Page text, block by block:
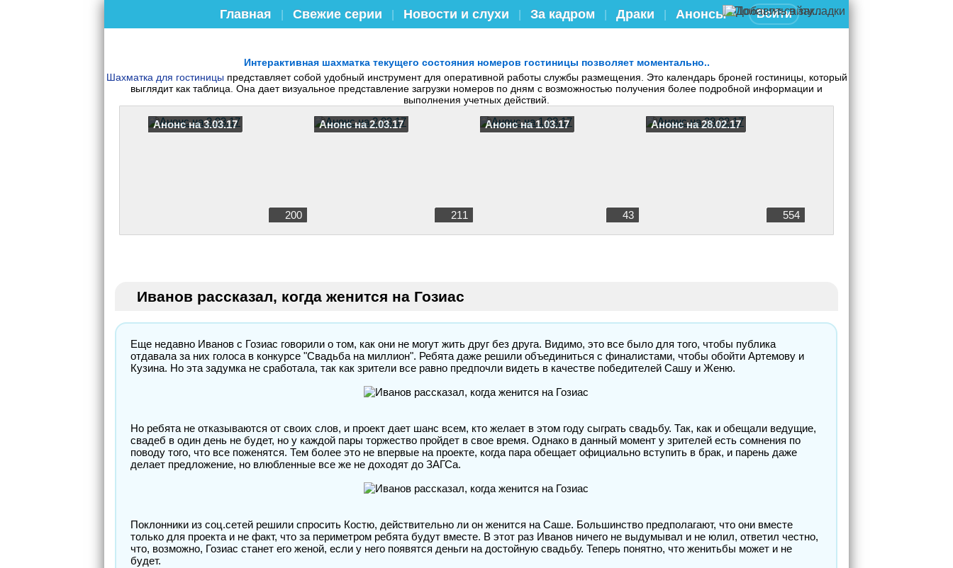
Главная Свежие серии Новости и слухи За кадром Драки Анонсы Войти
Интерактивная шахматка текущего состояния номеров гостиницы позволяет моментально..
Шахматка для гостиницы представляет собой удобный инструмент для оперативной работы службы размещения. Это календарь броней гостиницы, который
выглядит как таблица. Она дает визуальное представление загрузки номеров по дням с возможностью получения более подробной информации и
выполнения учетных действий.
Анонс на 3.03.17
200
Анонс на 2.03.17
211
Анонс на 1.03.17
43
Анонс на 28.02.17
554
Иванов рассказал, когда женится на Гозиас
Еще недавно Иванов с Гозиас говорили о том, как они не могут жить друг без друга. Видимо, это все было для того, чтобы публика
отдавала за них голоса в конкурсе "Свадьба на миллион". Ребята даже решили объединиться с финалистами, чтобы обойти Артемову и
Кузина. Но эта задумка не сработала, так как зрители все равно предпочли видеть в качестве победителей Сашу и Женю.
Но ребята не отказываются от своих слов, и проект дает шанс всем, кто желает в этом году сыграть свадьбу. Так, как и обещали ведущие,
свадеб в один день не будет, но у каждой пары торжество пройдет в свое время. Однако в данный момент у зрителей есть сомнения по
поводу того, что все поженятся. Тем более это не впервые на проекте, когда пара обещает официально вступить в брак, и парень даже
делает предложение, но влюбленные все же не доходят до ЗАГСа.
Поклонники из соц.сетей решили спросить Костю, действительно ли он женится на Саше. Большинство предполагают, что они вместе
только для проекта и не факт, что за периметром ребята будут вместе. В этот раз Иванов ничего не выдумывал и не юлил, ответил честно,
что, возможно, Гозиас станет его женой, если у него появятся деньги на достойную свадьбу. Теперь понятно, что женитьбы может и не
будет.